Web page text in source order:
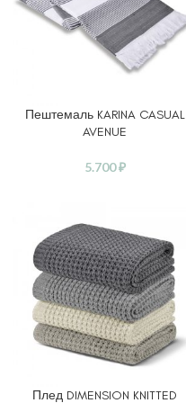
ВЫБЕРИТЕ ПАРАМЕТРЫ
Пештемаль KARINA CASUAL
AVENUE
5.700₽
ВЫБЕРИТЕ ПАРАМЕТРЫ
Плед DIMENSION KNITTED